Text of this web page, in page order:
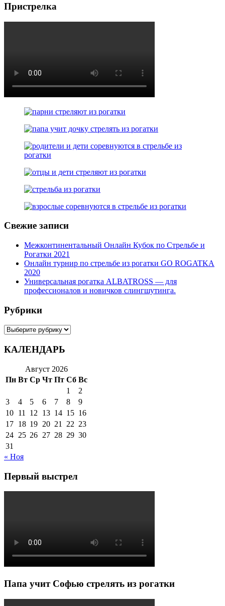
Пристрелка
Свежие записи
Межконтинентальный Онлайн Кубок по Стрельбе и
Рогатки 2021
Онлайн турнир по стрельбе из рогатки GO ROGATKA
2020
Универсальная рогатка ALBATROSS — для
профессионалов и новичков слингшутинга.
Рубрики
Рубрики
КАЛЕНДАРЬ
Август 2026
Пн Вт Ср Чт Пт Сб Вс
1
2
3
4 5 6 7 8
9
10 11 12 13 14 15 16
17 18 19 20 21 22 23
24 25 26 27 28 29 30
31
« Ноя
Первый выстрел
Папа учит Софью стрелять из рогатки